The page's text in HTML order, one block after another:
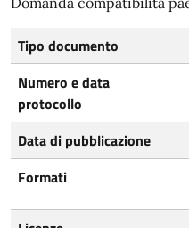
Tipo documento
Numero e data
protocollo
Data di pubblicazione
Formati